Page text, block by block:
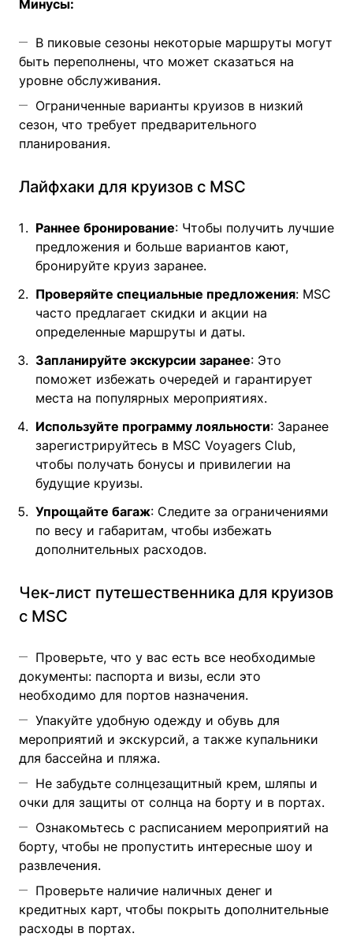
Минусы:
В пиковые сезоны некоторые маршруты могут
быть переполнены, что может сказаться на
уровне обслуживания.
Ограниченные варианты круизов в низкий
сезон, что требует предварительного
планирования.
Лайфхаки для круизов с MSC
Раннее бронирование: Чтобы получить лучшие
предложения и больше вариантов кают,
бронируйте круиз заранее.
Проверяйте специальные предложения: MSC
часто предлагает скидки и акции на
определенные маршруты и даты.
Запланируйте экскурсии заранее: Это
поможет избежать очередей и гарантирует
места на популярных мероприятиях.
Используйте программу лояльности: Заранее
зарегистрируйтесь в MSC Voyagers Club,
чтобы получать бонусы и привилегии на
будущие круизы.
Упрощайте багаж: Следите за ограничениями
по весу и габаритам, чтобы избежать
дополнительных расходов.
Чек-лист путешественника для круизов
с MSC
Проверьте, что у вас есть все необходимые
документы: паспорта и визы, если это
необходимо для портов назначения.
Упакуйте удобную одежду и обувь для
мероприятий и экскурсий, а также купальники
для бассейна и пляжа.
Не забудьте солнцезащитный крем, шляпы и
очки для защиты от солнца на борту и в портах.
Ознакомьтесь с расписанием мероприятий на
борту, чтобы не пропустить интересные шоу и
развлечения.
Проверьте наличие наличных денег и
кредитных карт, чтобы покрыть дополнительные
расходы в портах.